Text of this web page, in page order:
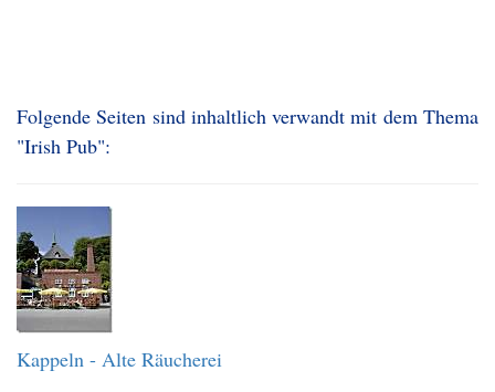
Folgende Seiten sind inhaltlich verwandt mit dem Thema
"Irish Pub":
Kappeln - Alte Räucherei